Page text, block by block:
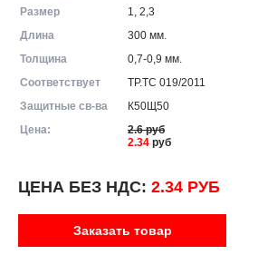
Размер
1, 2,3
Длина
300 мм.
Толщина
0,7-0,9 мм.
Соответствует
ТР.ТС 019/2011
Защитные св-ва
К50Щ50
Цена:
2.6 руб
2.34 руб
ЦЕНА БЕЗ НДС: 2.34 РУБ
Заказать товар